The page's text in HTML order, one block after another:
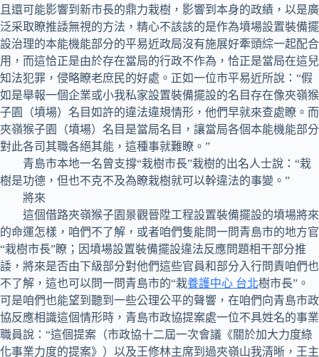
且還可能影響到新市長的鼎力栽樹，影響到本身的政績，以是廣
泛采取瞭推諉無視的方法，精心不該該的是作為墳場設置裝備擺
設治理的本能機能部分的平易近政局沒有施展好牽頭綜一起配合
用，而這恰正是由於存在當局的行政不作為，恰正是當局在這兒
知法犯罪，侵略瞭老庶民的好處。正如一位市平易近所說：“假
如是舉報一個企業或小我私家設置裝備擺設的名目存在像夾嶺猴
子園（墳場）名目如許的違法違規情形，他們早就來查處瞭。而
夾嶺猴子園（墳場）名目是當局名目，讓當局各個本能機能部分
對此各司其職各絕其能，這種事就難瞭。”
青島市本地一名曾支撐“栽樹市長”栽樹的出名人士說：“栽
樹是功德，但也不克不及為瞭栽樹就可以幹違法的事變。”
將來
這個借路夾嶺猴子園景觀晉陞工程設置裝備擺設的墳場將來
的命運怎樣，咱們不了解，或者咱們隻能問一問青島市的地方官
“栽樹市長”瞭；因墳場設置裝備擺設違法反應問題相干部分推
諉，將來是否由下級部分對他們這些官員和部分入行問責咱們也
不了解，這也可以問一問青島市的“栽養護中心 台北樹市長”。
可是咱們也能望到聽到一些公理公平的聲響，在咱們向青島市政
協反應相識這個情形時，青島市政協提案處一位不具姓名的事業
職員說：“這個提案（市政協十二屆一次會議《關於加大力度綠
化事業力度的提案》）以及王修林主席到過夾嶺山我清晰，王主